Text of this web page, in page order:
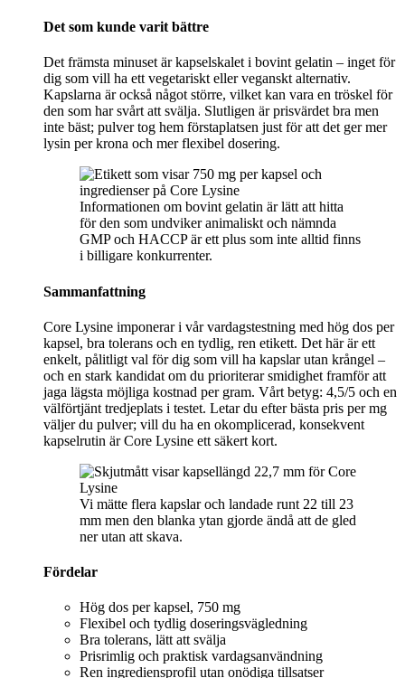
Det som kunde varit bättre
Det främsta minuset är kapselskalet i bovint gelatin – inget för
dig som vill ha ett vegetariskt eller veganskt alternativ.
Kapslarna är också något större, vilket kan vara en tröskel för
den som har svårt att svälja. Slutligen är prisvärdet bra men
inte bäst; pulver tog hem förstaplatsen just för att det ger mer
lysin per krona och mer flexibel dosering.
Informationen om bovint gelatin är lätt att hitta
för den som undviker animaliskt och nämnda
GMP och HACCP är ett plus som inte alltid finns
i billigare konkurrenter.
Sammanfattning
Core Lysine imponerar i vår vardagstestning med hög dos per
kapsel, bra tolerans och en tydlig, ren etikett. Det här är ett
enkelt, pålitligt val för dig som vill ha kapslar utan krångel –
och en stark kandidat om du prioriterar smidighet framför att
jaga lägsta möjliga kostnad per gram. Vårt betyg: 4,5/5 och en
välförtjänt tredjeplats i testet. Letar du efter bästa pris per mg
väljer du pulver; vill du ha en okomplicerad, konsekvent
kapselrutin är Core Lysine ett säkert kort.
Vi mätte flera kapslar och landade runt 22 till 23
mm men den blanka ytan gjorde ändå att de gled
ner utan att skava.
Fördelar
Hög dos per kapsel, 750 mg
Flexibel och tydlig doseringsvägledning
Bra tolerans, lätt att svälja
Prisrimlig och praktisk vardagsanvändning
Ren ingrediensprofil utan onödiga tillsatser